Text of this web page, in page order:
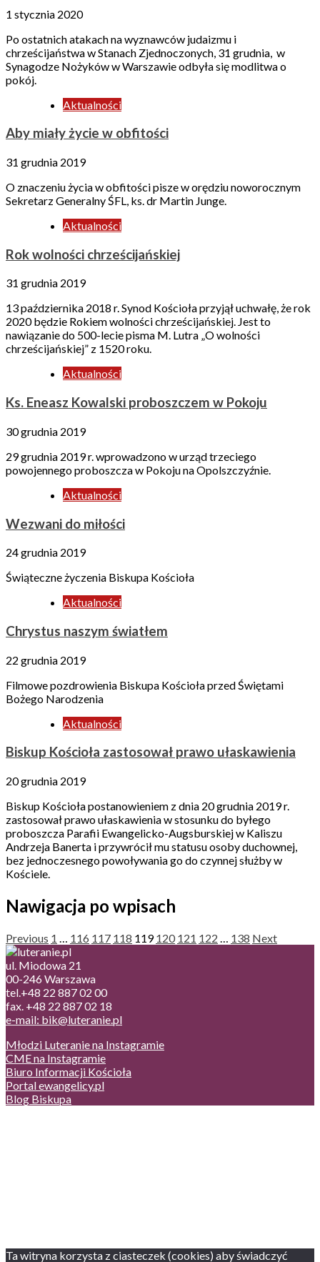
1 stycznia 2020
Po ostatnich atakach na wyznawców judaizmu i
chrześcijaństwa w Stanach Zjednoczonych, 31 grudnia, w
Synagodze Nożyków w Warszawie odbyła się modlitwa o
pokój.
Aktualności
Aby miały życie w obfitości
31 grudnia 2019
O znaczeniu życia w obfitości pisze w orędziu noworocznym
Sekretarz Generalny ŚFL, ks. dr Martin Junge.
Aktualności
Rok wolności chrześcijańskiej
31 grudnia 2019
13 października 2018 r. Synod Kościoła przyjął uchwałę, że rok
2020 będzie Rokiem wolności chrześcijańskiej. Jest to
nawiązanie do 500-lecie pisma M. Lutra „O wolności
chrześcijańskiej” z 1520 roku.
Aktualności
Ks. Eneasz Kowalski proboszczem w Pokoju
30 grudnia 2019
29 grudnia 2019 r. wprowadzono w urząd trzeciego
powojennego proboszcza w Pokoju na Opolszczyźnie.
Aktualności
Wezwani do miłości
24 grudnia 2019
Świąteczne życzenia Biskupa Kościoła
Aktualności
Chrystus naszym światłem
22 grudnia 2019
Filmowe pozdrowienia Biskupa Kościoła przed Świętami
Bożego Narodzenia
Aktualności
Biskup Kościoła zastosował prawo ułaskawienia
20 grudnia 2019
Biskup Kościoła postanowieniem z dnia 20 grudnia 2019 r.
zastosował prawo ułaskawienia w stosunku do byłego
proboszcza Parafii Ewangelicko-Augsburskiej w Kaliszu
Andrzeja Banerta i przywrócił mu statusu osoby duchownej,
bez jednoczesnego powoływania go do czynnej służby w
Kościele.
Nawigacja po wpisach
Previous 1 … 116 117 118 119 120 121 122 … 138 Next
ul. Miodowa 21
00-246 Warszawa
tel.+48 22 887 02 00
fax. +48 22 887 02 18
e-mail: bik@luteranie.pl
Młodzi Luteranie na Instagramie
CME na Instagramie
Biuro Informacji Kościoła
Portal ewangelicy.pl
Blog Biskupa
Ta witryna korzysta z ciasteczek (cookies) aby świadczyć